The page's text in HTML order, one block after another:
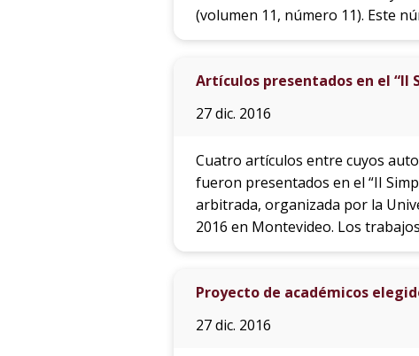
(volumen 11, número 11). Este
Artículos presentados en el
27 dic. 2016
Cuatro artículos entre cuyos
fueron presentados en el “II
arbitrada, organizada por la
2016 en Montevideo. Los
Proyecto de académicos
27 dic. 2016